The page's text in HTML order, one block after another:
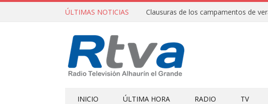
ÚLTIMAS NOTICIAS
INICIO ÚLTIMA HORA RADIO TV